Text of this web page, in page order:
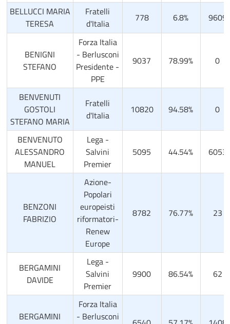
BELLUCCI MARIA
TERESA
Fratelli
d'Italia
778 6.8% 9609
BENIGNI
STEFANO
Forza Italia
- Berlusconi
Presidente -
PPE
9037 78.99% 0
BENVENUTI
GOSTOLI
STEFANO MARIA
Fratelli
d'Italia
10820 94.58% 0
BENVENUTO
ALESSANDRO
MANUEL
Lega -
Salvini
Premier
5095 44.54% 6053
BENZONI
FABRIZIO
Azione-
Popolari
europeisti
riformatori-
Renew
Europe
8782 76.77% 23
BERGAMINI
DAVIDE
Lega -
Salvini
Premier
9900 86.54% 62
BERGAMINI
Forza Italia
- Berlusconi